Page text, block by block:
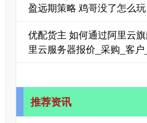
盈远期策略 鸡哥没了怎么
优配货主 如何通过阿里云
里云服务器报价_采购_客
推荐资讯